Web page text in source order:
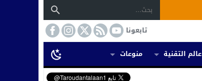
تابعونا
عالم التقنية
منوعات